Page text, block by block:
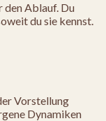
den Ablauf. Du
du sie kennst.
Vorstellung
Dynamiken